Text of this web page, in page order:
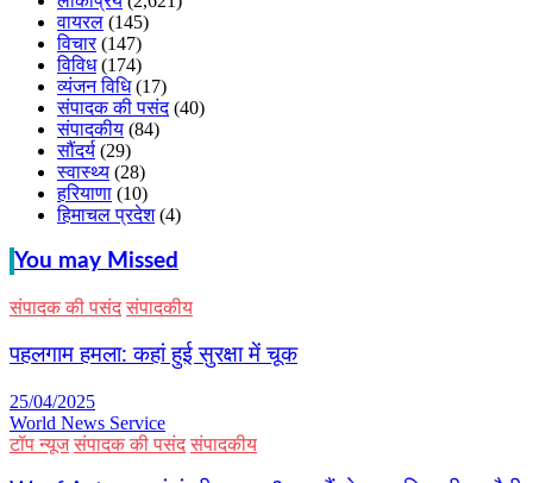
वायरल (145)
विचार(147)
विविध(174)
व्यंजन विधि(17)
संपादक की पसंद(40)
संपादकीय (84)
सौंदर्य (29)
स्वास्थ्य (28)
हरियाणा (10)
हिमाचल प्रदेश(4)
You may Missed
संपादक की पसंद संपादकीय
पहलगाम हमला: कहां हुई सुरक्षा में चूक
25/04/2025
World News Service
टॉप न्यूज संपादक की पसंद संपादकीय